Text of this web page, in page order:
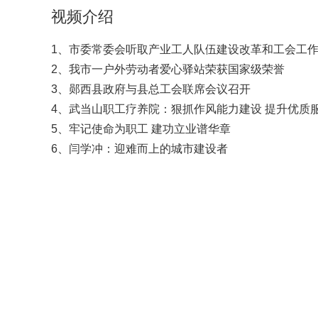
视频介绍
1、市委常委会听取产业工人队伍建设改革和工会工
2、我市一户外劳动者爱心驿站荣获国家级荣誉
3、郧西县政府与县总工会联席会议召开
4、武当山职工疗养院：狠抓作风能力建设 提升优质
5、牢记使命为职工 建功立业谱华章
6、闫学冲：迎难而上的城市建设者